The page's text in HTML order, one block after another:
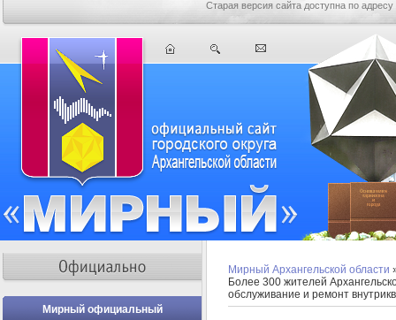
Старая версия сайта доступна по адресу
Мирный официальный
Мирный Архангельской области
Более 300 жителей
обслуживание и ремонт